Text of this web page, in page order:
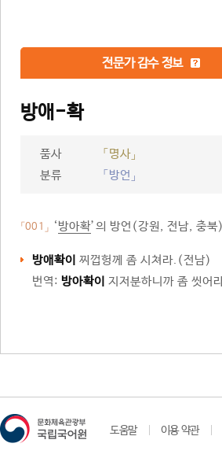
전문가 감수 정보
방애-확
품사
「명사」
분류
「방언」
「001」 ‘방아확’의 방언(강원, 전남, 충북
방애확이 찌껍헝께 좀 시쳐라.(전남)
번역: 방아확이 지저분하니까 좀 씻어
도움말 이용 약관